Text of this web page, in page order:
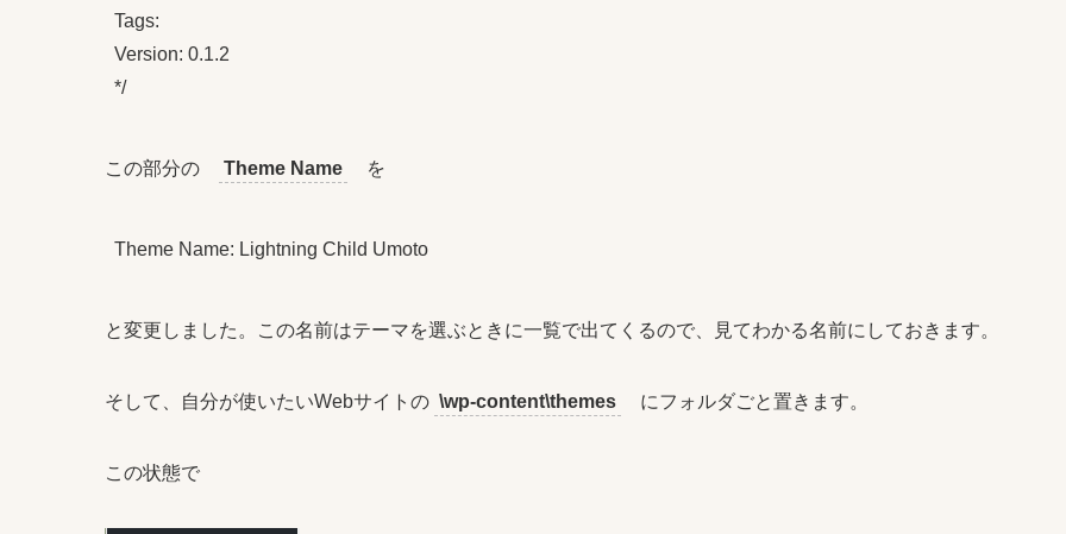
Tags:
Version: 0.1.2
*/
この部分の Theme Name を
Theme Name: Lightning Child Umoto
と変更しました。この名前はテーマを選ぶときに一覧で出てくるので、見てわかる名前にしておきます。
そして、自分が使いたいWebサイトの \wp-content\themes にフォルダごと置きます。
この状態で